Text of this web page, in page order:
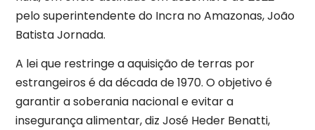
pelo superintendente do Incra no Amazonas, João
Batista Jornada.
A lei que restringe a aquisição de terras por
estrangeiros é da década de 1970. O objetivo é
garantir a soberania nacional e evitar a
insegurança alimentar, diz José Heder Benatti,